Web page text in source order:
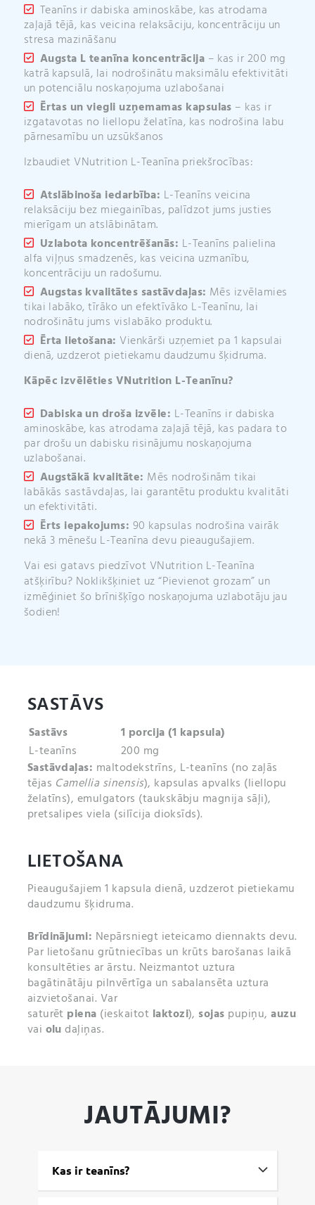
Teanīns ir dabiska aminoskābe, kas atrodama
zaļajā tējā, kas veicina relaksāciju, koncentrāciju un
stresa mazināšanu
Augsta L teanīna koncentrācija – kas ir 200 mg
katrā kapsulā, lai nodrošinātu maksimālu efektivitāti
un potenciālu noskaņojuma uzlabošanai
Ērtas un viegli uzņemamas kapsulas – kas ir
izgatavotas no liellopu želatīna, kas nodrošina labu
pārnesamību un uzsūkšanos
Izbaudiet VNutrition L-Teanīna priekšrocības:
Atslābinoša iedarbība: L-Teanīns veicina
relaksāciju bez miegainības, palīdzot jums justies
mierīgam un atslābinātam.
Uzlabota koncentrēšanās: L-Teanīns palielina
alfa viļņus smadzenēs, kas veicina uzmanību,
koncentrāciju un radošumu.
Augstas kvalitātes sastāvdaļas: Mēs izvēlamies
tikai labāko, tīrāko un efektīvāko L-Teanīnu, lai
nodrošinātu jums vislabāko produktu.
Ērta lietošana: Vienkārši uzņemiet pa 1 kapsulai
dienā, uzdzerot pietiekamu daudzumu šķidruma.
Kāpēc izvēlēties VNutrition L-Teanīnu?
Dabiska un droša izvēle: L-Teanīns ir dabiska
aminoskābe, kas atrodama zaļajā tējā, kas padara to
par drošu un dabisku risinājumu noskaņojuma
uzlabošanai.
Augstākā kvalitāte: Mēs nodrošinām tikai
labākās sastāvdaļas, lai garantētu produktu kvalitāti
un efektivitāti.
Ērts iepakojums: 90 kapsulas nodrošina vairāk
nekā 3 mēnešu L-Teanīna devu pieaugušajiem.
Vai esi gatavs piedzīvot VNutrition L-Teanīna
atšķirību? Noklikšķiniet uz “Pievienot grozam” un
izmēģiniet šo brīnišķīgo noskaņojuma uzlabotāju jau
šodien!
SASTĀVS
Sastāvs
1 porcija (1 kapsula)
L-teanīns
200 mg
Sastāvdaļas: maltodekstrīns, L-teanīns (no zaļās
tējas Camellia sinensis), kapsulas apvalks (liellopu
želatīns), emulgators (taukskābju magnija sāļi),
pretsalipes viela (silīcija dioksīds).
LIETOŠANA
Pieaugušajiem 1 kapsula dienā, uzdzerot pietiekamu
daudzumu šķidruma.
Brīdinājumi: Nepārsniegt ieteicamo diennakts devu.
Par lietošanu grūtniecības un krūts barošanas laikā
konsultēties ar ārstu. Neizmantot uztura
bagātinātāju pilnvērtīga un sabalansēta uztura
aizvietošanai. Var
saturēt piena (ieskaitot laktozi), sojas pupiņu,auzu
vai oludaļiņas.
JAUTĀJUMI?
Kas ir teanīns?